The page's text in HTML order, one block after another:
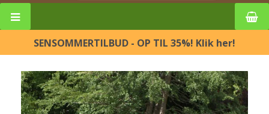
SENSOMMERTILBUD - OP TIL 35%! Klik her!